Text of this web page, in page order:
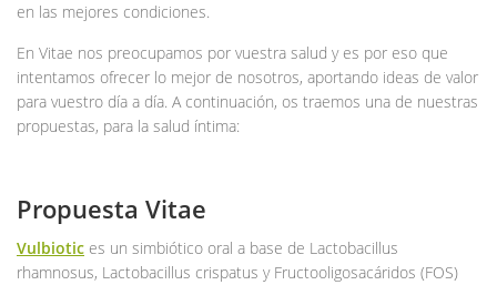
en las mejores condiciones.
En Vitae nos preocupamos por vuestra salud y es por eso que
intentamos ofrecer lo mejor de nosotros, aportando ideas de valor
para vuestro día a día. A continuación, os traemos una de nuestras
propuestas, para la salud íntima:
Propuesta Vitae
Vulbiotic es un simbiótico oral a base de Lactobacillus
rhamnosus, Lactobacillus crispatus y Fructooligosacáridos (FOS)